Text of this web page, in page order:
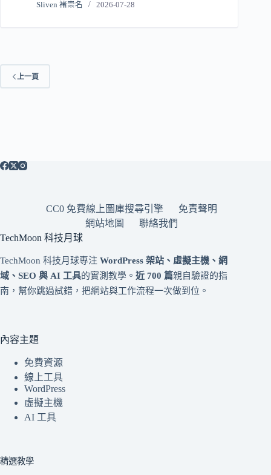
Sliven 褚崇名 2026-07-28
上一頁
CC0 免費線上圖庫搜尋引擎
免責聲明
網站地圖
聯絡我們
TechMoon 科技月球
TechMoon 科技月球專注 WordPress 架站、虛擬主機、網
域、SEO 與 AI 工具的實測教學。 近 700 篇親自驗證的指
南，幫你跳過試錯，把網站與工作流程一次做到位。
內容主題
免費資源
線上工具
WordPress
虛擬主機
AI 工具
精選教學